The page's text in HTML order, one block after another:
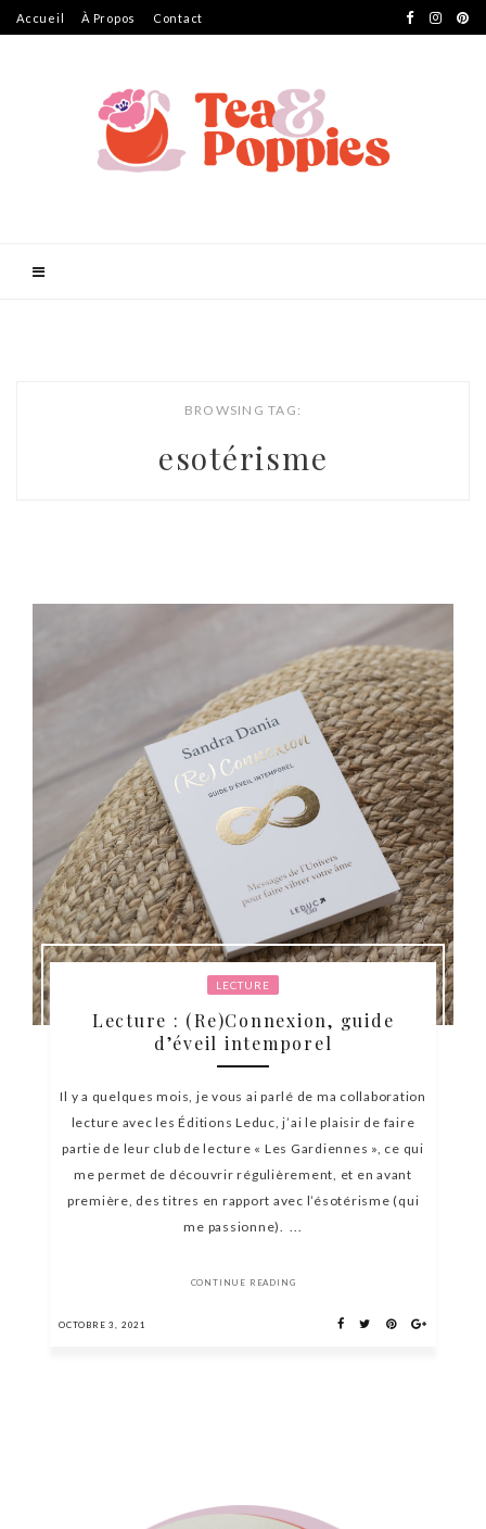
Accueil À Propos Contact
BROWSING TAG:
esotérisme
LECTURE
Lecture : (Re)Connexion, guide
d’éveil intemporel
Il y a quelques mois, je vous ai parlé de ma collaboration
lecture avec les Éditions Leduc, j’ai le plaisir de faire
partie de leur club de lecture « Les Gardiennes », ce qui
me permet de découvrir régulièrement, et en avant
première, des titres en rapport avec l’ésotérisme (qui
me passionne). ...
CONTINUE READING
OCTOBRE 3, 2021